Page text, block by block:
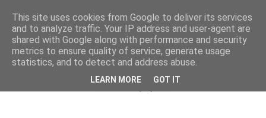
This site uses cookies from Google to deliver its services
and to analyze traffic. Your IP address and user-agent are
shared with Google along with performance and security
metrics to ensure quality of service, generate usage
statistics, and to detect and address abuse.
LEARN MORE GOT IT